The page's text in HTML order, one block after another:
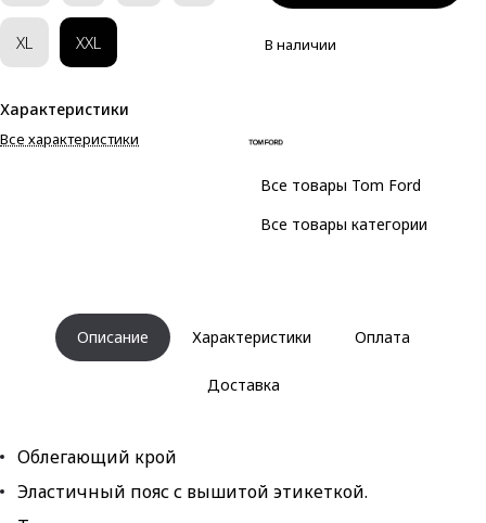
XL XXL
Характеристики
Все характеристики
В наличии
Все товары Tom Ford
Все товары категории
Описание Характеристики Оплата
Доставка
Облегающий крой
Эластичный пояс с вышитой этикеткой.